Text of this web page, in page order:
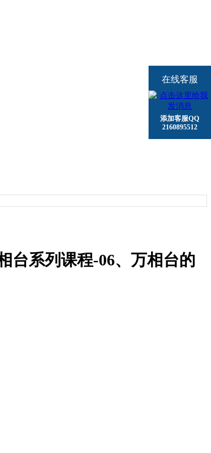
台系列课程-06、万相台的
在线客服
添加客服QQ
2160895512